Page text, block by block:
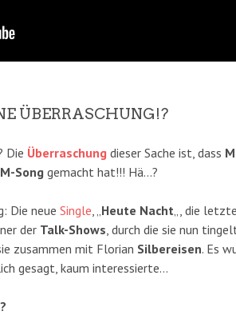
ÜBERRASCHUNG!?
Die Überraschung dieser Sache ist, dass
Song gemacht hat!!! Hä…?
Die neue Single, „Heute Nacht„, die
der Talk-Shows, durch die sie nun
zusammen mit Florian Silbereisen. Es
gesagt, kaum interessierte…